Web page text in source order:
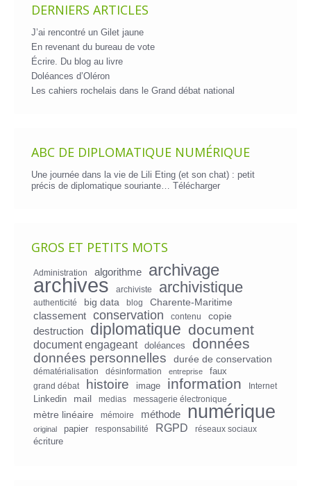
DERNIERS ARTICLES
J’ai rencontré un Gilet jaune
En revenant du bureau de vote
Écrire. Du blog au livre
Doléances d’Oléron
Les cahiers rochelais dans le Grand débat national
ABC DE DIPLOMATIQUE NUMÉRIQUE
Une journée dans la vie de Lili Eting (et son chat) : petit
précis de diplomatique souriante… Télécharger
GROS ET PETITS MOTS
Administration algorithme archivage
archives archiviste archivistique
authenticité big data blog
Charente-Maritime
classement
conservation contenu
copie
destruction
diplomatique document
document engageant doléances données
données personnelles durée de conservation
dématérialisation désinformation entreprise faux
grand débat histoire image information Internet
Linkedin mail medias messagerie électronique
mètre linéaire mémoire méthode numérique
original papier responsabilité RGPD réseaux sociaux
écriture